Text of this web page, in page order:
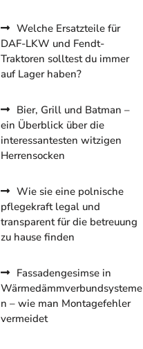
Welche Ersatzteile für
DAF-LKW und Fendt-
Traktoren solltest du immer
auf Lager haben?
Bier, Grill und Batman –
ein Überblick über die
interessantesten witzigen
Herrensocken
Wie sie eine polnische
pflegekraft legal und
transparent für die betreuung
zu hause finden
Fassadengesimse in
Wärmedämmverbundsysteme
n – wie man Montagefehler
vermeidet